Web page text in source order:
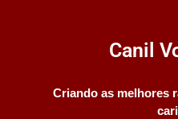
Canil
Criando as melhores